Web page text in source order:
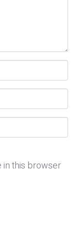
in this browser